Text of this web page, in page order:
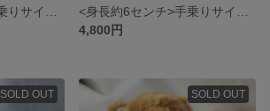
4,800円
SOLD OUT SOLD OUT